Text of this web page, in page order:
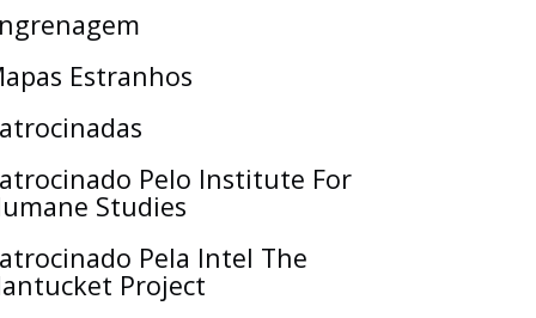
Estranhos
Pelo Institute For
Studies
Pela Intel The
Project